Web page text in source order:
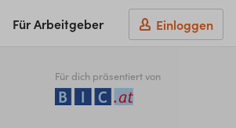
Für Arbeitgeber Einloggen
Für dich präsentiert von